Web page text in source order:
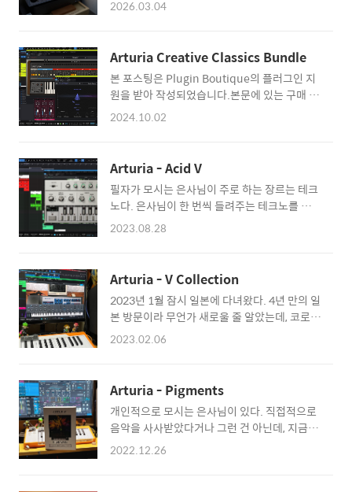
월에 맞춰 업그레이드했지만 음악 장비는 바뀌
지 않았다. 개인 레벨에서 맞출 수 있는 상한선
의 장비들을 거의 맞췄기도 했고, 현재의 세팅에
서 크게 문제를 느끼고 있지 않았기 때문이다.
만약 이 이상으로 장비 업그레이드를 하게 된다
은 현재의 장비 세팅에 머물러 있으려 했다. 하
지만 거창한 필자의 계획은 2025년 말, 하드웨
어 이펙터의 맛을 알아버린 탓에 계속해서 흔들
리고 있다. 소프트웨..
2026.03.04
Arturia Creative Classics Bundle
본 포스팅은 Plugin Boutique의 플러그인 지
원을 받아 작성되었습니다.본문에 있는 구매 링
크를 통해 상품을 구입하실 경우, 리뷰어에게 일
(PluginBoutique) 기간 한정이란 말은 늘 우
리를 설레게 한다. 기간 한정 무료, 기간 한정 세
일, 기간 한정 가챠까지. '기간 한정'이라는 이름
을 들으면 머릿속에서 "하와이 파이브-오"의 그
BGM이 들리면서 빠르게 이걸 사야 할 것 같은
대부분이었지만. 가상 악기 및 이펙터들 또한 비
슷하다. 한 번씩 기간 한정 상품이 나오고 사라
진다. 대부분은 변변찮은 번들들이지만, ..
2024.10.02
Arturia - Acid V
필자가 모시는 은사님이 주로 하는 장르는 테크
노다. 은사님이 한 번씩 들려주는 테크노를 들으
면서 야 이런 걸 어떻게 쓰지?라는 생각과 언젠
는 악기 리스트들을 조금씩 조사해 봤던 기억이
있다. 그중 하나가 Acid 신디사이저인데,
Sylenth1의 기본 프리셋 사운드가 필자가 원하
는 Acid 신디사이저와 가장 흡사해서 그동안
Sylenth1을 주력으로 공부하고 있었다. 그런
필요한 Acid 신디사이저인데 Arturia가 복각했
다고? 이건 참을 수가 없었다. 정신을 차리고 보
니 이미 데모 신청을 넣고 결과를 기다리고 있..
2023.08.28
Arturia - V Collection
2023년 1월 잠시 일본에 다녀왔다. 4년 만의 일
본 방문이라 무언가 새로울 줄 알았는데, 코로나
이전보다 어딘가 다운그레이드된 느낌이 많아
문했지만 과거의 기억과 달리, 일본은 많이 달라
져 있었다. 이번 방문의 목적은 빈티지 샵 방문.
다른 이들이 사용하던 악기나 가전 등을 매입해
저렴하게 판매하는 리사이클 스토어는 생각 이
상으로 진귀한 보물을 건질 기회가 많다. 마침
2023.02.06
Arturia - Pigments
개인적으로 모시는 은사님이 있다. 직접적으로
음악을 사사받았다거나 그런 건 아닌데, 지금의
필자를 있게 만든 분들 중 한 명이기에 은사님으
2022.12.26